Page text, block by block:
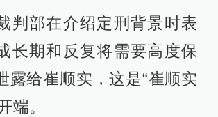
判部在介绍定刑背景时表
长期和反复将需要高度保
露给崔顺实，这是“崔顺实
端。